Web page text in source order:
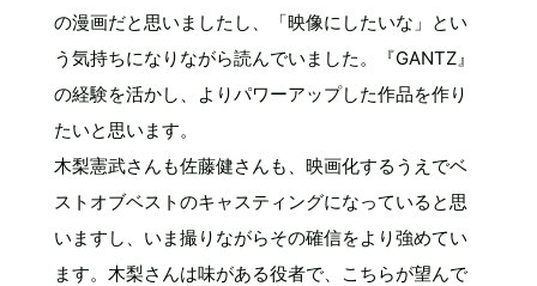
の漫画だと思いましたし、「映像にしたいな」とい
う気持ちになりながら読んでいました。『GANTZ』
の経験を活かし、よりパワーアップした作品を作り
たいと思います。
木梨憲武さんも佐藤健さんも、映画化するうえでベ
ストオブベストのキャスティングになっていると思
いますし、いま撮りながらその確信をより強めてい
ます。木梨さんは味がある役者で、こちらが望んで